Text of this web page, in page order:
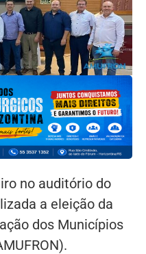
no auditório do
a eleição da
dos Municípios